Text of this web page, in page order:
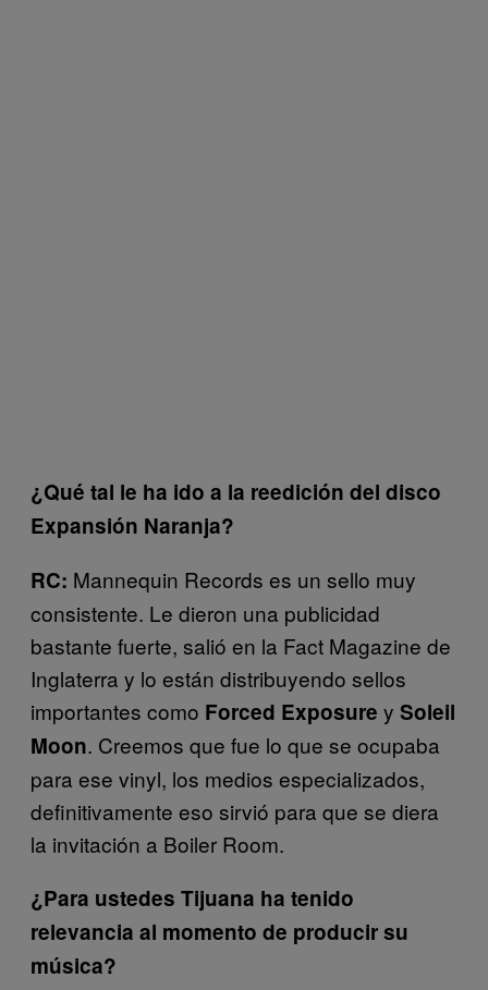
¿Qué tal le ha ido a la reedición del disco
Expansión Naranja?
RC: Mannequin Records es un sello muy
consistente. Le dieron una publicidad
bastante fuerte, salió en la Fact Magazine de
Inglaterra y lo están distribuyendo sellos
importantes como Forced Exposure y Soleil
Moon. Creemos que fue lo que se ocupaba
para ese vinyl, los medios especializados,
definitivamente eso sirvió para que se diera
la invitación a Boiler Room.
¿Para ustedes Tijuana ha tenido
relevancia al momento de producir su
música?